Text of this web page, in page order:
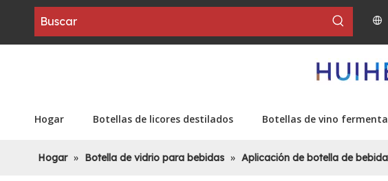
Hogar Botellas de licores destilados Botellas de vino
Hogar » Botella de vidrio para bebidas » Aplicación de botella de bebida